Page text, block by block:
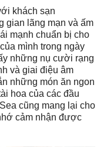
khách sạn
gian lãng mạn và ấm
mạnh chuẩn bị cho
mình trong ngày
những nụ cười rạng
và giai điệu âm
những món ăn ngon
hoa của các đầu
cũng mang lại cho
cảm nhận được